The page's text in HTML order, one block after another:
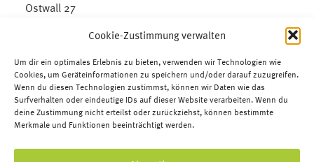
Cookie-Zustimmung verwalten
Um dir ein optimales Erlebnis zu bieten, verwenden wir Technologien wie
Cookies, um Geräteinformationen zu speichern und/oder darauf zuzugreifen.
Wenn du diesen Technologien zustimmst, können wir Daten wie das
Surfverhalten oder eindeutige IDs auf dieser Website verarbeiten. Wenn du
deine Zustimmung nicht erteilst oder zurückziehst, können bestimmte
Merkmale und Funktionen beeinträchtigt werden.
Ostwall 27
Telefax: 02181.6509-33
E-Mail:info@bauverein-gv.de